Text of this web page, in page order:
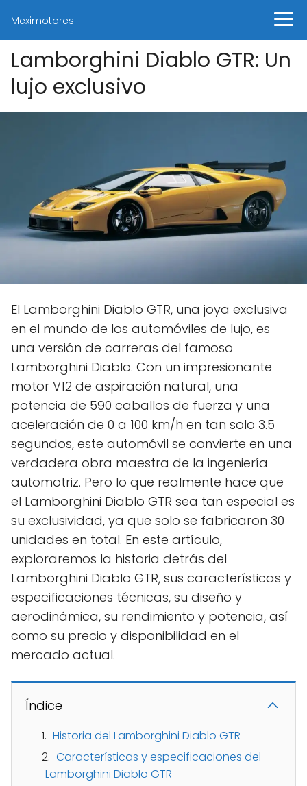
Meximotores
Lamborghini Diablo GTR: Un
lujo exclusivo
El Lamborghini Diablo GTR, una joya exclusiva
en el mundo de los automóviles de lujo, es
una versión de carreras del famoso
Lamborghini Diablo. Con un impresionante
motor V12 de aspiración natural, una
potencia de 590 caballos de fuerza y una
aceleración de 0 a 100 km/h en tan solo 3.5
segundos, este automóvil se convierte en una
verdadera obra maestra de la ingeniería
automotriz. Pero lo que realmente hace que
el Lamborghini Diablo GTR sea tan especial es
su exclusividad, ya que solo se fabricaron 30
unidades en total. En este artículo,
exploraremos la historia detrás del
Lamborghini Diablo GTR, sus características y
especificaciones técnicas, su diseño y
aerodinámica, su rendimiento y potencia, así
como su precio y disponibilidad en el
mercado actual.
Índice
Historia del Lamborghini Diablo GTR
Características y especificaciones del
Lamborghini Diablo GTR